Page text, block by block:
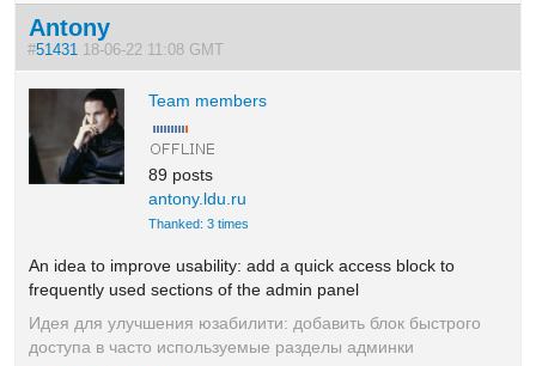
Antony
#51431 18-06-22 11:08 GMT
Team members
89 posts
antony.ldu.ru
Thanked: 3 times
An idea to improve usability: add a quick access block to
frequently used sections of the admin panel
Идея для улучшения юзабилити: добавить блок быстрого
доступа в часто используемые разделы админки